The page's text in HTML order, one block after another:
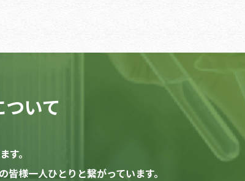
いて
す。
様一人ひとりと繋がっています。